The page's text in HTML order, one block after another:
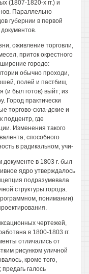
(1807-1820-х гг.) и
Параллельно
губернии в первой
оживление торговли,
приток окрестного
городо:
обычно проходи,
полей и пастбищ
(и был готов) выйт; из
Город практически
торгово-скла-дские и
подцентр, где
Изменения такого
способного
в радикальном, учи-
в 1803 г. был
ядро утверждалось
подразумевала
структуры.города.
понимании)
чертежей,
в 1800-1803 гг.
отличались от
рисунком уличной
кроме того,
галось